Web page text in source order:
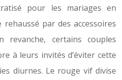
pour les mariages en
rehaussé par des accessoires
revanche, certains couples
à leurs invités d’éviter cette
diurnes. Le rouge vif divise